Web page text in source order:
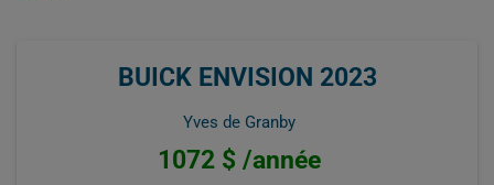
BUICK ENVISION 2023
Yves de Granby
1072 $ /année